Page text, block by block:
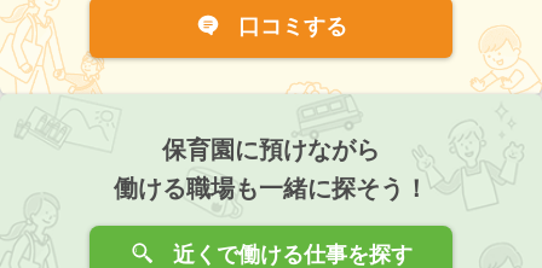
口コミする
保育園に預けながら
働ける職場も一緒に探そう！
近くで働ける仕事を探す